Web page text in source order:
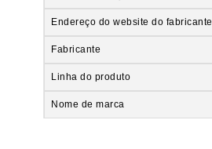
Endereço do website do fabricante
Fabricante
Linha do produto
Nome de marca